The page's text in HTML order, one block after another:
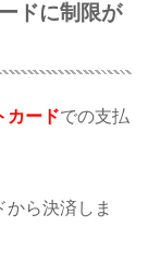
ドに制限が
カードでの支払
ら決済しま